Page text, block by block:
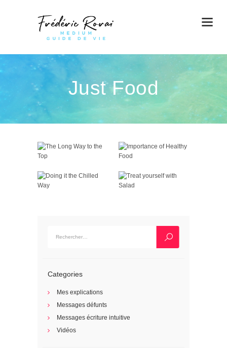
Just Food
Categories
Mes explications
Messages défunts
Messages écriture intuitive
Vidéos